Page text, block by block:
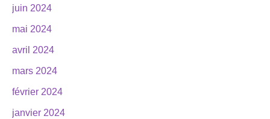
juin 2024
mai 2024
avril 2024
mars 2024
février 2024
janvier 2024